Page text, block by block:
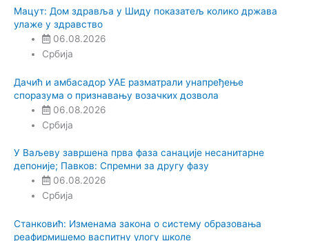
Мацут: Дом здравља у Шиду показатељ колико држава
улаже у здравство
06.08.2026
Србија
Дачић и амбасадор УАЕ разматрали унапређење
споразума о признавању возачких дозвола
06.08.2026
Србија
У Ваљеву завршена прва фаза санације несанитарне
депоније; Павков: Спремни за другу фазу
06.08.2026
Србија
Станковић: Изменама закона о систему образовања
реафирмишемо васпитну улогу школе